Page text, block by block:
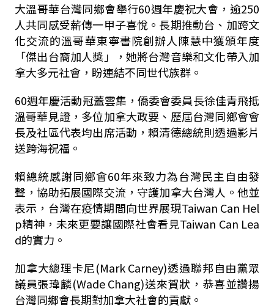
大溫哥華台灣同鄉會舉行60週年慶祝大會，逾250
人共同感受薪傳一甲子喜悅。長期推動台、加跨文
化交流的溫哥華東寧書院創辦人陳慧中獲頒年度
「傑出台裔加人獎」，她將台灣音樂和文化帶入加
拿大多元社會，盼連結不同世代族群。
60週年慶活動冠蓋雲集，僑委會委員長徐佳青飛抵
溫哥華見證，多位加拿大政要、歷屆台灣同鄉會會
長及社區代表均出席活動，賴清德總統則透過影片
送跨海祝福。
賴總統感謝同鄉會60年來致力為台灣民主自由發
聲，協助拓展國際交流，守護加拿大台灣人。他並
表示，台灣在疫情期間向世界展現Taiwan Can Hel
p精神，未來更要讓國際社會看見Taiwan Can Lea
d的實力。
加拿大總理卡尼(Mark Carney)透過聯邦自由黨眾
議員張瑋麟(Wade Chang)送來賀狀，恭喜並讚揚
台灣同鄉會長期對加拿大社會的貢獻。